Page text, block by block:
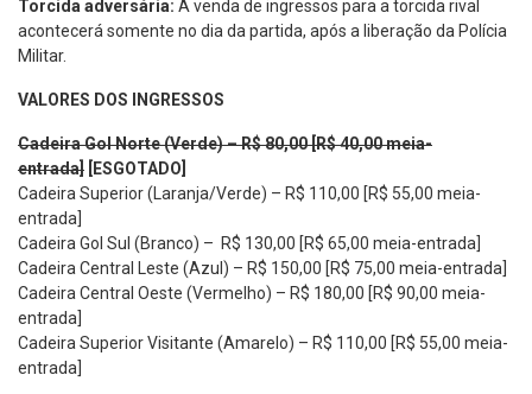
Torcida adversária: A venda de ingressos para a torcida rival
acontecerá somente no dia da partida, após a liberação da Polícia
Militar.
VALORES DOS INGRESSOS
Cadeira Gol Norte (Verde) – R$ 80,00 [R$ 40,00 meia-
entrada] [ESGOTADO]
Cadeira Superior (Laranja/Verde) – R$ 110,00 [R$ 55,00 meia-
entrada]
Cadeira Gol Sul (Branco) – R$ 130,00 [R$ 65,00 meia-entrada]
Cadeira Central Leste (Azul) – R$ 150,00 [R$ 75,00 meia-entrada]
Cadeira Central Oeste (Vermelho) – R$ 180,00 [R$ 90,00 meia-
entrada]
Cadeira Superior Visitante (Amarelo) – R$ 110,00 [R$ 55,00 meia-
entrada]